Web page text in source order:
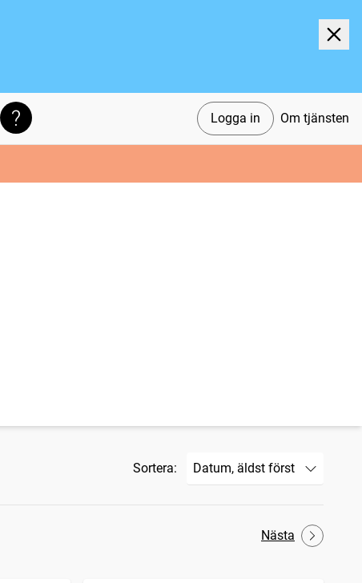
Logga in Om tjänsten
Söktips
Sortera:
Nästa